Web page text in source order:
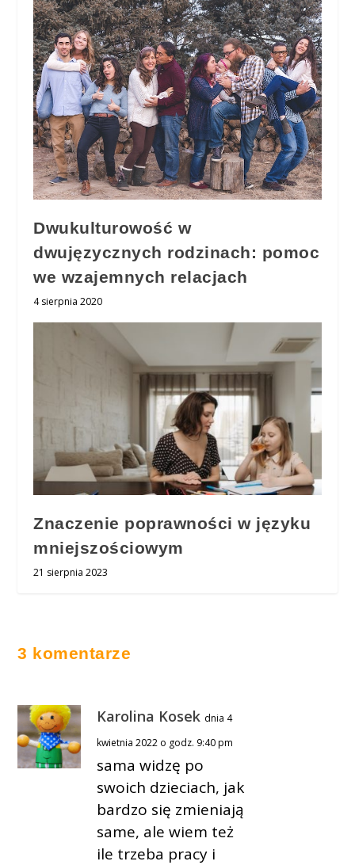
Dwukulturowość w
dwujęzycznych rodzinach: pomoc
we wzajemnych relacjach
4 sierpnia 2020
Znaczenie poprawności w języku
mniejszościowym
21 sierpnia 2023
3 komentarze
Karolina Kosek dnia 4
kwietnia 2022 o godz. 9:40 pm
sama widzę po
swoich dzieciach, jak
bardzo się zmieniają
same, ale wiem też
ile trzeba pracy i